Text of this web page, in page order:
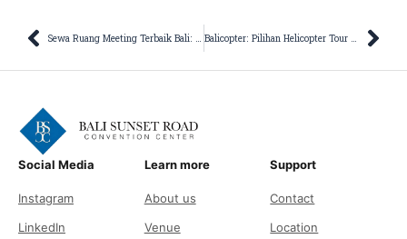
Prev Sewa Ruang Meeting Terbaik Bali: “Beyond Meeting” Bali Sunset Road Convention Center Balicopter: Pilihan Helicopter Tour Agency Terpopuler di Bali
Social Media
Instagram
LinkedIn
Learn more
About us
Venue
Support
Contact
Location